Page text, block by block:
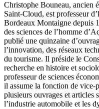
Christophe Bouneau, ancien
Saint-Cloud, est professeur
Bordeaux Montaigne depuis
des sciences de l’homme
publié une quinzaine
l’innovation, des réseaux
du tourisme. Il préside le
recherche en histoire et
professeur de sciences
il assume la fonction de vice-
plusieurs ouvrages et articles
l’industrie automobile et les